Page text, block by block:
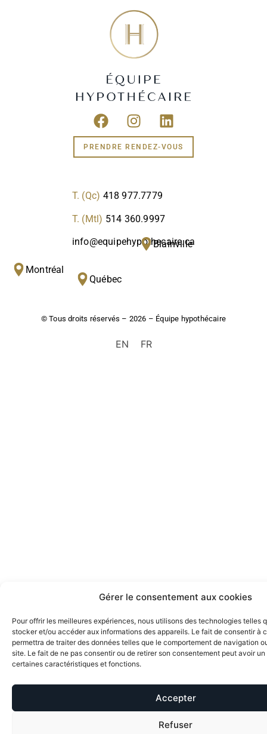
Gérer le consentement aux cookies
Pour offrir les meilleures expériences, nous utilisons des technologies telles
stocker et/ou accéder aux informations des appareils. Le fait de consentir à
permettra de traiter des données telles que le comportement de navigation
site. Le fait de ne pas consentir ou de retirer son consentement peut avoir
certaines caractéristiques et fonctions.
Accepter
Refuser
PRENDRE RENDEZ-VOUS
T. (Qc) 418 977.7779
T. (Mtl) 514 360.9997
info@equipehypothecaire.ca
Montréal
Blainville
Québec
© Tous droits réservés – 2026 – Équipe hypothécaire
EN FR